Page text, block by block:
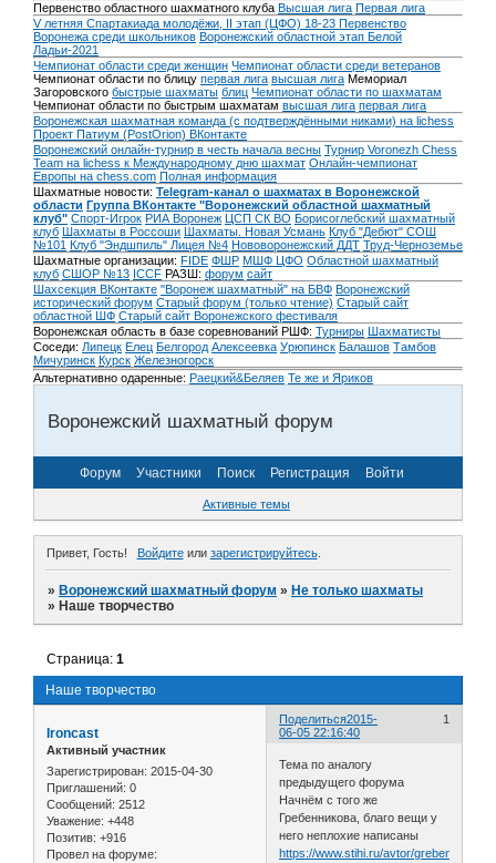
Первенство областного шахматного клуба Высшая лига Первая лига
V летняя Спартакиада молодёжи, II этап (ЦФО) 18-23 Первенство
Воронежа среди школьников Воронежский областной этап Белой
Ладьи-2021
Чемпионат области среди женщин Чемпионат области среди ветеранов
Чемпионат области по блицу первая лига высшая лига Мемориал
Загоровского быстрые шахматы блиц Чемпионат области по шахматам
Чемпионат области по быстрым шахматам высшая лига первая лига
Воронежская шахматная команда (с подтверждёнными никами) на lichess
Проект Патиум (PostOrion) ВКонтакте
Воронежский онлайн-турнир в честь начала весны Турнир Voronezh Chess
Team на lichess к Международному дню шахмат Онлайн-чемпионат
Европы на chess.com Полная информация
Шахматные новости: Telegram-канал о шахматах в Воронежской
области Группа ВКонтакте "Воронежский областной шахматный
клуб" Спорт-Игрок РИА Воронеж ЦСП СК ВО Борисоглебский шахматный
клуб Шахматы в Россоши Шахматы. Новая Усмань Клуб "Дебют" СОШ
№101 Клуб "Эндшпиль" Лицея №4 Нововоронежский ДДТ Труд-Черноземье
Шахматные организации: FIDE ФШР МШФ ЦФО Областной шахматный
клуб СШОР №13 ICCF РАЗШ: форум сайт
Шахсекция ВКонтакте "Воронеж шахматный" на БВФ Воронежский
исторический форум Cтарый форум (только чтение) Старый сайт
областной ШФ Старый сайт Воронежского фестиваля
Воронежская область в базе соревнований РШФ: Турниры Шахматисты
Соседи: Липецк Елец Белгород Алексеевка Урюпинск Балашов Тамбов
Мичуринск Курск Железногорск
Альтернативно одаренные: Раецкий&Беляев Те же и Яриков
Воронежский шахматный форум
Форум Участники Поиск Регистрация Войти
Активные темы
Привет, Гость! Войдитеили зарегистрируйтесь.
»Воронежский шахматный форум »Не только шахматы
»Наше творчество
Наше творчество
Страница:1
Поделиться 1
2015-
06-05 22:16:40
Ironcast
Активный участник
Зарегистрирован: 2015-04-30
Приглашений: 0
Сообщений: 2512
Уважение: +448
Позитив: +916
Провел на форуме:
Тема по аналогу
предыдущего форума
Начнём с того же
Гребенникова, благо вещи у
него неплохие написаны
https://www.stihi.ru/avtor/grebennikow